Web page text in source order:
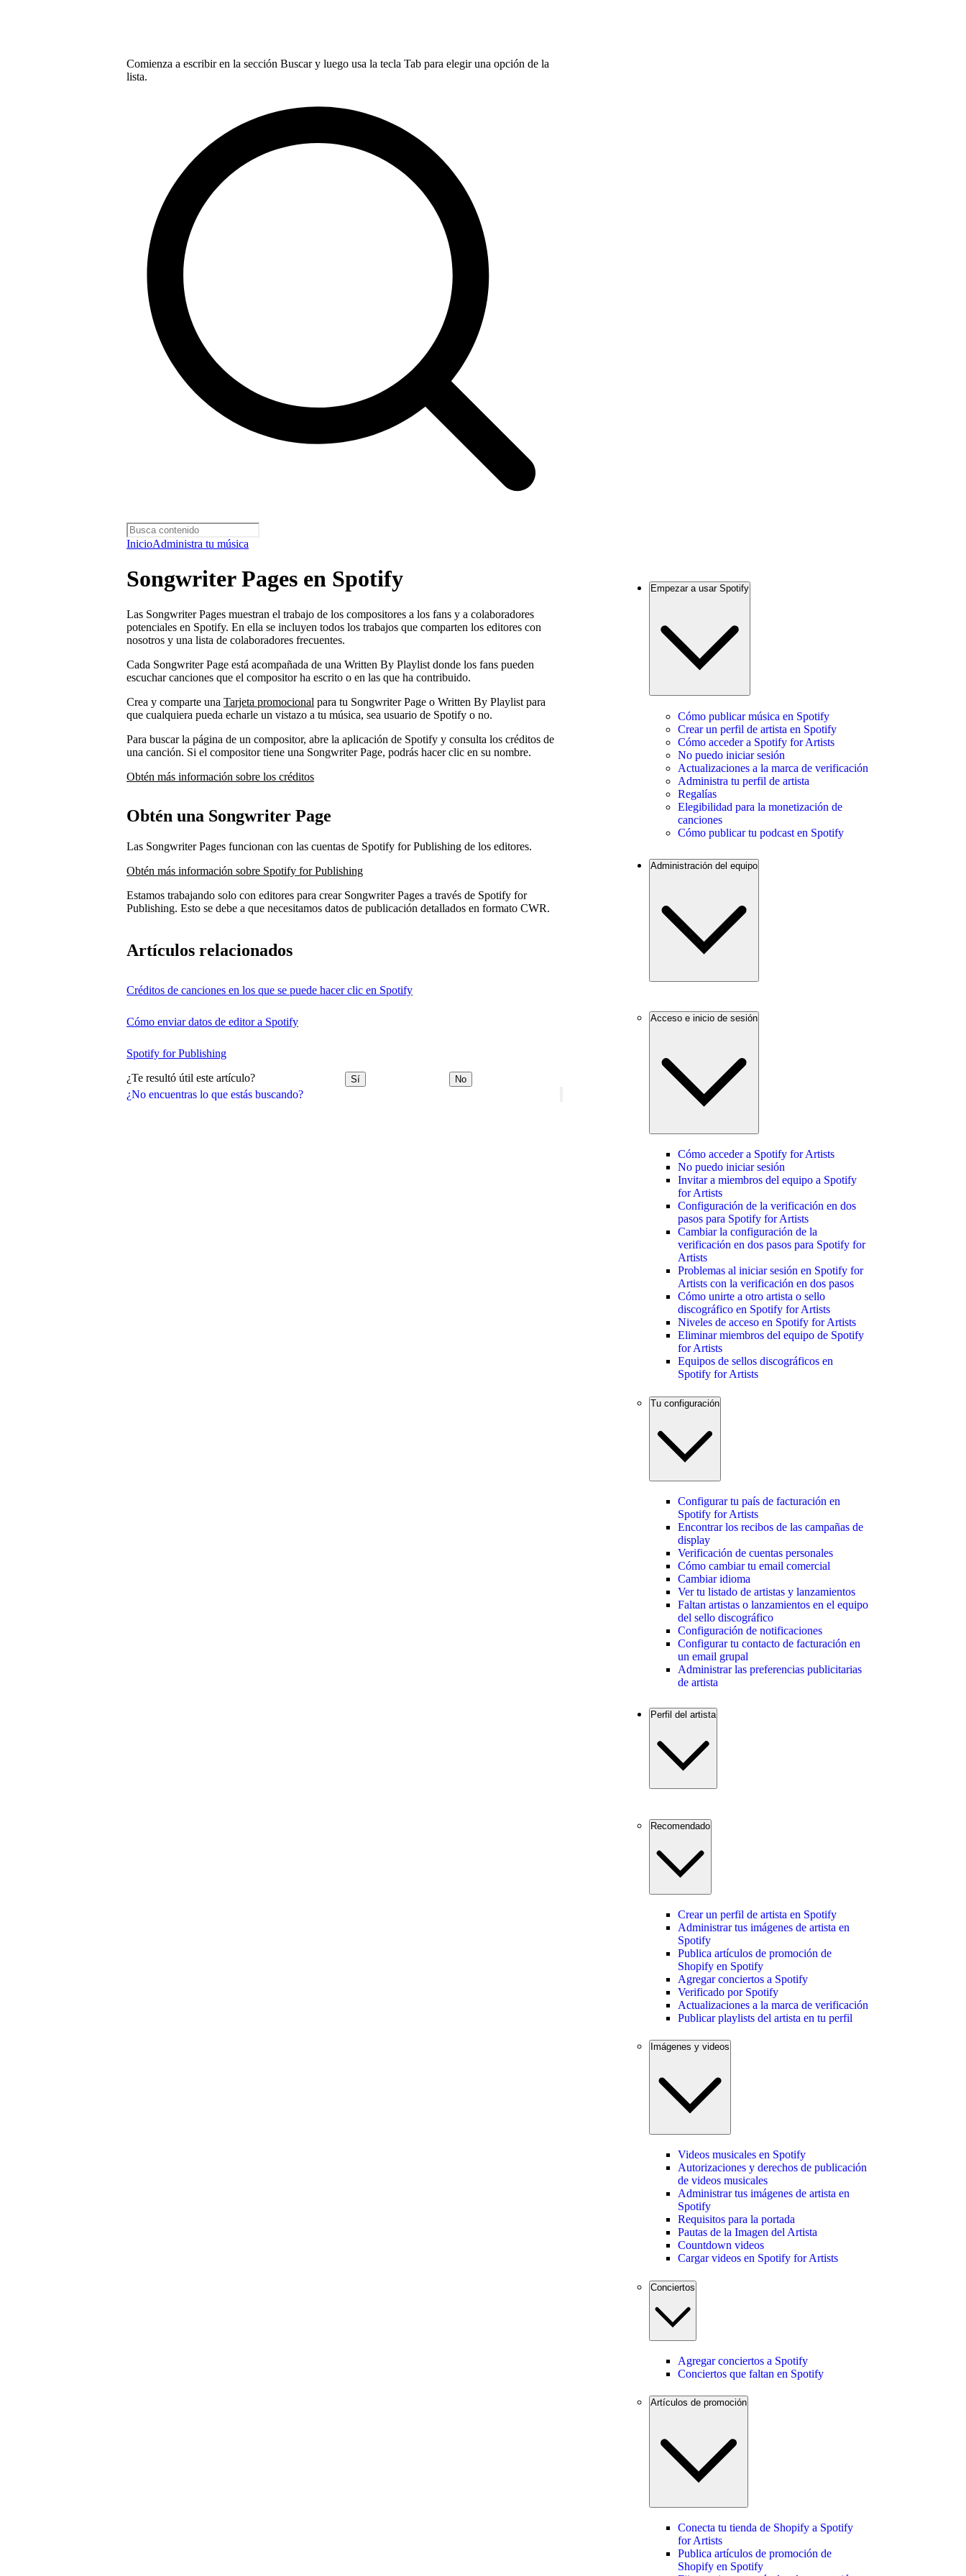
Comienza a escribir en la sección Buscar y luego usa la tecla Tab para elegir una opción de la
lista.
InicioAdministra tu música
¿No encuentras lo que estás buscando?
Songwriter Pages en Spotify
Las Songwriter Pages muestran el trabajo de los compositores a los fans y a colaboradores
potenciales en Spotify. En ella se incluyen todos los trabajos que comparten los editores con
nosotros y una lista de colaboradores frecuentes.
Cada Songwriter Page está acompañada de una Written By Playlist donde los fans pueden
escuchar canciones que el compositor ha escrito o en las que ha contribuido.
Crea y comparte una Tarjeta promocional para tu Songwriter Page o Written By Playlist para
que cualquiera pueda echarle un vistazo a tu música, sea usuario de Spotify o no.
Para buscar la página de un compositor, abre la aplicación de Spotify y consulta los créditos de
una canción. Si el compositor tiene una Songwriter Page, podrás hacer clic en su nombre.
Obtén más información sobre los créditos
Obtén una Songwriter Page
Las Songwriter Pages funcionan con las cuentas de Spotify for Publishing de los editores.
Obtén más información sobre Spotify for Publishing
Estamos trabajando solo con editores para crear Songwriter Pages a través de Spotify for
Publishing. Esto se debe a que necesitamos datos de publicación detallados en formato CWR.
Artículos relacionados
Créditos de canciones en los que se puede hacer clic en Spotify
Cómo enviar datos de editor a Spotify
Spotify for Publishing
¿Te resultó útil este artículo? Sí No
Empezar a usar Spotify
Cómo publicar música en Spotify
Crear un perfil de artista en Spotify
Cómo acceder a Spotify for Artists
No puedo iniciar sesión
Actualizaciones a la marca de verificación
Administra tu perfil de artista
Regalías
Elegibilidad para la monetización de
canciones
Cómo publicar tu podcast en Spotify
Administración del equipo
Acceso e inicio de sesión
Cómo acceder a Spotify for Artists
No puedo iniciar sesión
Invitar a miembros del equipo a Spotify
for Artists
Configuración de la verificación en dos
pasos para Spotify for Artists
Cambiar la configuración de la
verificación en dos pasos para Spotify for
Artists
Problemas al iniciar sesión en Spotify for
Artists con la verificación en dos pasos
Cómo unirte a otro artista o sello
discográfico en Spotify for Artists
Niveles de acceso en Spotify for Artists
Eliminar miembros del equipo de Spotify
for Artists
Equipos de sellos discográficos en
Spotify for Artists
Tu configuración
Configurar tu país de facturación en
Spotify for Artists
Encontrar los recibos de las campañas de
display
Verificación de cuentas personales
Cómo cambiar tu email comercial
Cambiar idioma
Ver tu listado de artistas y lanzamientos
Faltan artistas o lanzamientos en el equipo
del sello discográfico
Configuración de notificaciones
Configurar tu contacto de facturación en
un email grupal
Administrar las preferencias publicitarias
de artista
Perfil del artista
Recomendado
Crear un perfil de artista en Spotify
Administrar tus imágenes de artista en
Spotify
Publica artículos de promoción de
Shopify en Spotify
Agregar conciertos a Spotify
Verificado por Spotify
Actualizaciones a la marca de verificación
Publicar playlists del artista en tu perfil
Imágenes y videos
Videos musicales en Spotify
Autorizaciones y derechos de publicación
de videos musicales
Administrar tus imágenes de artista en
Spotify
Requisitos para la portada
Pautas de la Imagen del Artista
Countdown videos
Cargar videos en Spotify for Artists
Conciertos
Agregar conciertos a Spotify
Conciertos que faltan en Spotify
Artículos de promoción
Conecta tu tienda de Shopify a Spotify
for Artists
Publica artículos de promoción de
Shopify en Spotify